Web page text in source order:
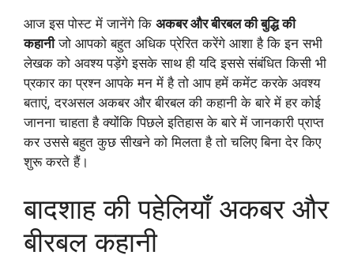
आज इस पोस्ट में जानेंगे कि अकबर और बीरबल की बुद्धि की
कहानीजो आपको बहुत अधिक प्रेरित करेंगे आशा है कि इन सभी
लेखक को अवश्य पड़ेंगे इसके साथ ही यदि इससे संबंधित किसी भी
प्रकार का प्रश्न आपके मन में है तो आप हमें कमेंट करके अवश्य
बताएं, दरअसल अकबर और बीरबल की कहानी के बारे में हर कोई
जानना चाहता है क्योंकि पिछले इतिहास के बारे में जानकारी प्राप्त
कर उससे बहुत कुछ सीखने को मिलता है तो चलिए बिना देर किए
शुरू करते हैं।
बादशाह की पहेलियाँ अकबर और
बीरबल कहानी